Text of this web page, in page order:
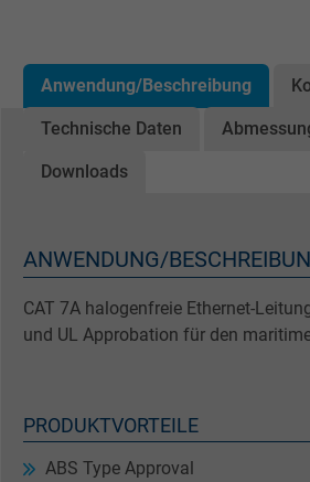
Anwendung/Beschreibung
Technische Daten
Downloads
ANWENDUNG/
CAT 7A halogenfreie Ethernet-
und UL Approbation für den
PRODUKTVORTEILE
ABS Type Approval